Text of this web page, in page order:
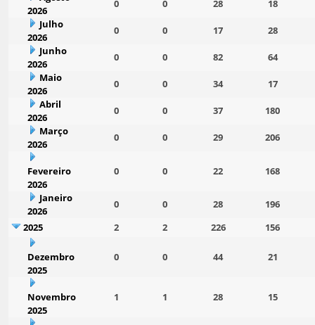
2026
0 0 28
18
Julho
2026
0 0 17
28
Junho
2026
0 0 82
64
Maio
2026
0 0 34
17
Abril
2026
0 0 37
180
Março
2026
0 0 29 206
Fevereiro
2026
0 0 22 168
Janeiro
2026
0 0 28
196
2025
2 2 226 156
Dezembro
2025
0 0 44 21
Novembro
2025
1 1 28 15